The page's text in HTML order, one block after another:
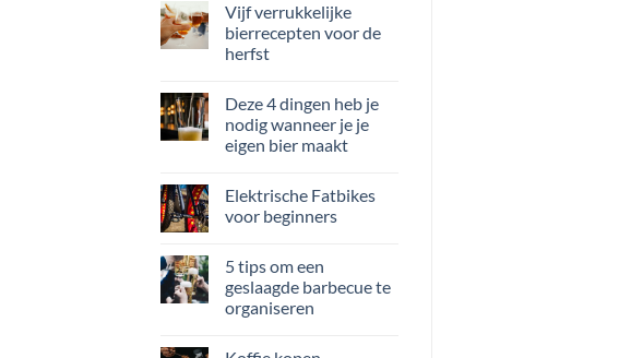
Vijf verrukkelijke
bierrecepten voor de
herfst
Deze 4 dingen heb je
nodig wanneer je je
eigen bier maakt
Elektrische Fatbikes
voor beginners
5 tips om een
geslaagde barbecue te
organiseren